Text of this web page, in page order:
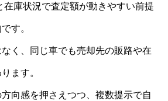
在庫状況で査定額が動きやすい前提
す。
く、同じ車でも売却先の販路や在
ます。
向感を押さえつつ、複数提示で自